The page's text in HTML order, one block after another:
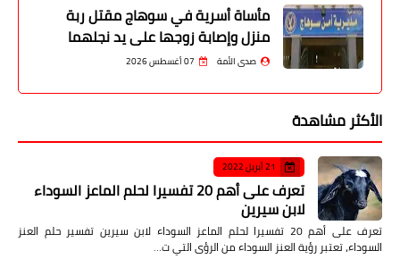
مأساة أسرية في سوهاج مقتل ربة
منزل وإصابة زوجها على يد نجلهما
صدى الأمة 07 أغسطس 2026
الأكثر مشاهدة
21 أبريل 2022
تعرف على أهم 20 تفسيرا لحلم الماعز السوداء
لابن سيرين
تعرف على أهم 20 تفسيرا لحلم الماعز السوداء لابن سيرين تفسير حلم العنز
السوداء، تعتبر رؤية العنز السوداء من الرؤى التي ت…